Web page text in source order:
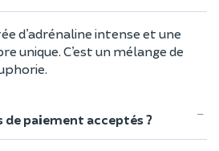
d’adrénaline intense et une
unique. C’est un mélange de
de paiement acceptés ?